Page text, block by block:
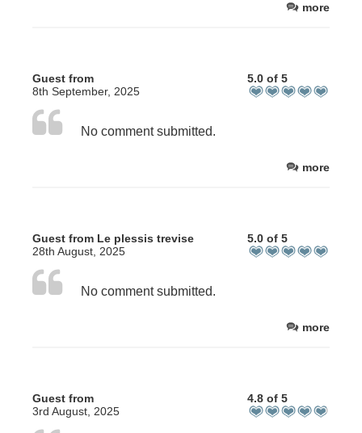
more
Guest from
8th September, 2025
5.0 of 5
No comment submitted.
more
Guest from Le plessis trevise
28th August, 2025
5.0 of 5
No comment submitted.
more
Guest from
3rd August, 2025
4.8 of 5